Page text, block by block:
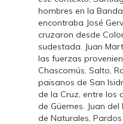
hombres en la
encontraba José
cruzaron desde
sudestada. Juan
las fuerzas
Chascomús, Salto,
paisanos de San
de la Cruz, entre los
de Güemes. Juan
de Naturales,